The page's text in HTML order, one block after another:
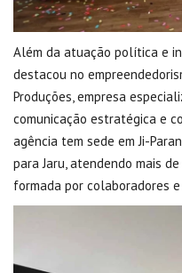
Além da atuação política e
destacou no
Produções, empresa
comunicação estratégica e
agência tem sede em Ji-
para Jaru, atendendo mais
formada por colaboradores